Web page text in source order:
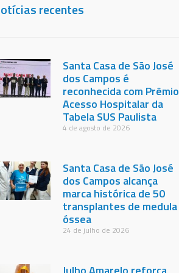
recentes
Santa Casa de São José
dos Campos é
reconhecida com Prêmio
Acesso Hospitalar da
Tabela SUS Paulista
4 de agosto de 2026
Santa Casa de São José
dos Campos alcança
marca histórica de 50
transplantes de medula
óssea
24 de julho de 2026